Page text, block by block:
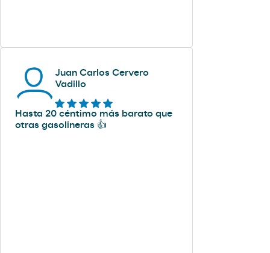
Juan Carlos Cervero
Vadillo
Hasta 20 céntimo más barato que
otras gasolineras 👍